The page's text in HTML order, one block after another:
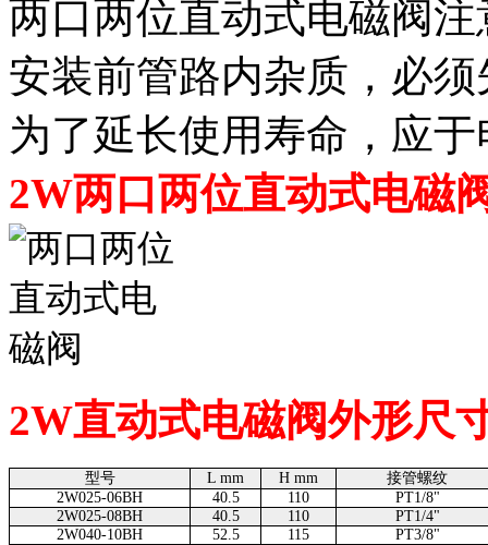
两口两位直动式电磁阀注
安装前管路内杂质，必
为了延长使用寿命，应
2W两口两位直动式电磁
2W直动式电磁阀外形尺
型号 L mm H mm
接管螺纹
2W025-06BH
40.5 110
PT1/8"
2W025-08BH
40.5 110
PT1/4"
2W040-10BH
52.5 115
PT3/8"